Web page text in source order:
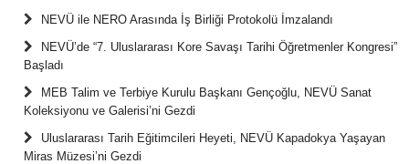
NEVÜ ile NERO Arasında İş Birliği Protokolü İmzalandı
NEVÜ’de “7. Uluslararası Kore Savaşı Tarihi Öğretmenler Kongresi”
Başladı
MEB Talim ve Terbiye Kurulu Başkanı Gençoğlu, NEVÜ Sanat
Koleksiyonu ve Galerisi’ni Gezdi
Uluslararası Tarih Eğitimcileri Heyeti, NEVÜ Kapadokya Yaşayan
Miras Müzesi’ni Gezdi